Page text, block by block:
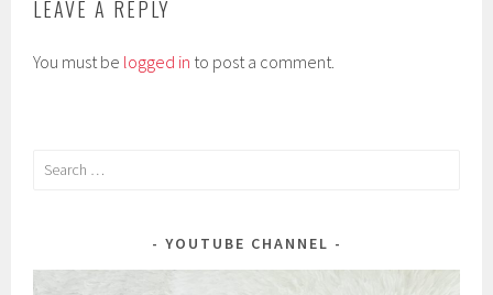
LEAVE A REPLY
You must be logged in to post a comment.
Search
YOUTUBE CHANNEL